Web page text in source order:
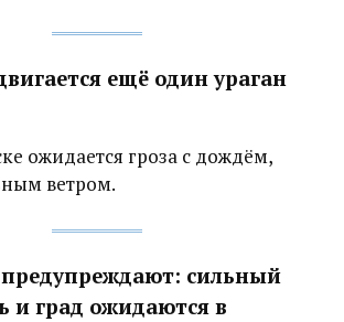
ещё один ураган
ожидается гроза с дождём,
ветром.
сильный
и град ожидаются в